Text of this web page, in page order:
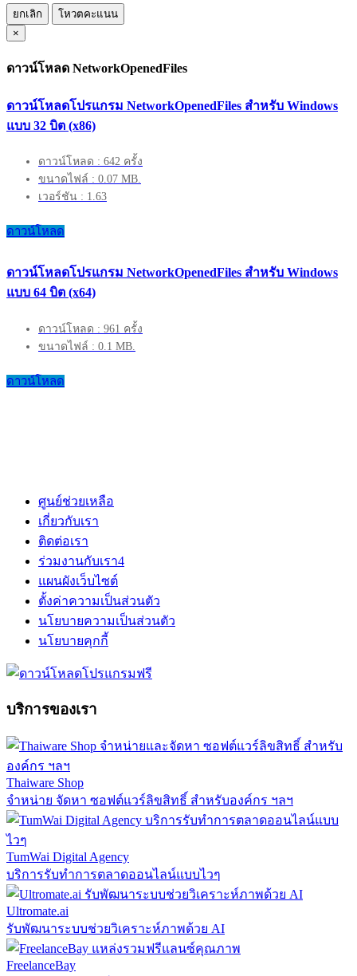
ยกเลิก
โหวตคะแนน
×
ดาวน์โหลด NetworkOpenedFiles
ดาวน์โหลดโปรแกรม NetworkOpenedFiles สำหรับ Windows
แบบ 32 บิต (x86)
ดาวน์โหลด : 642 ครั้ง
ขนาดไฟล์ : 0.07 MB.
เวอร์ชัน : 1.63
ดาวน์โหลด
ดาวน์โหลดโปรแกรม NetworkOpenedFiles สำหรับ Windows
แบบ 64 บิต (x64)
ดาวน์โหลด : 961 ครั้ง
ขนาดไฟล์ : 0.1 MB.
ดาวน์โหลด
ศูนย์ช่วยเหลือ
เกี่ยวกับเรา
ติดต่อเรา
ร่วมงานกับเรา4
แผนผังเว็บไซต์
ตั้งค่าความเป็นส่วนตัว
นโยบายความเป็นส่วนตัว
นโยบายคุกกี้
บริการของเรา
Thaiware Shop
จำหน่าย จัดหา ซอฟต์แวร์ลิขสิทธิ์ สำหรับองค์กร ฯลฯ
TumWai Digital Agency
บริการรับทำการตลาดออนไลน์แบบไวๆ
Ultromate.ai
รับพัฒนาระบบช่วยวิเคราะห์ภาพด้วย AI
FreelanceBay